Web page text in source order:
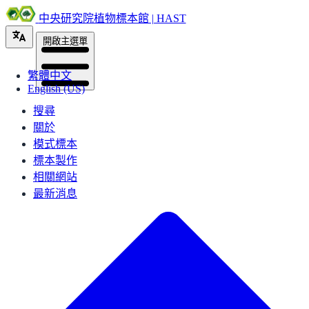
中央研究院植物標本館 | HAST
繁體中文
English (US)
開啟主選單
搜尋
關於
模式標本
標本製作
相關網站
最新消息